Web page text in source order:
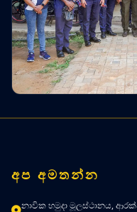
අප අමතන්න
නාවික හමුදා මූලස්ථානය,